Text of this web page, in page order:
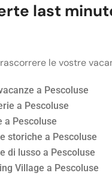
last
le vostre
a Pescoluse
a Pescoluse
a Pescoluse
storiche a Pescoluse
di lusso a Pescoluse
Village a Pescoluse